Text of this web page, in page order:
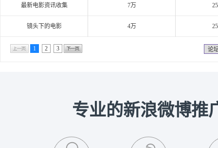
最新电影资讯收集 7万
镜头下的电影 4万
1 2 3 论
专业的新浪微博推